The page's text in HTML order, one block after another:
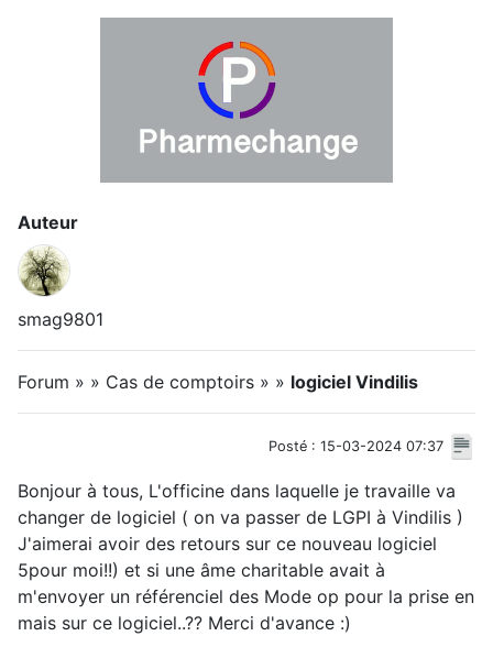
Auteur
smag9801
Forum » » Cas de comptoirs » » logiciel Vindilis
Posté : 15-03-2024 07:37
Bonjour à tous, L'officine dans laquelle je travaille va
changer de logiciel ( on va passer de LGPI à Vindilis )
J'aimerai avoir des retours sur ce nouveau logiciel
5pour moi!!) et si une âme charitable avait à
m'envoyer un référenciel des Mode op pour la prise en
mais sur ce logiciel..?? Merci d'avance :)